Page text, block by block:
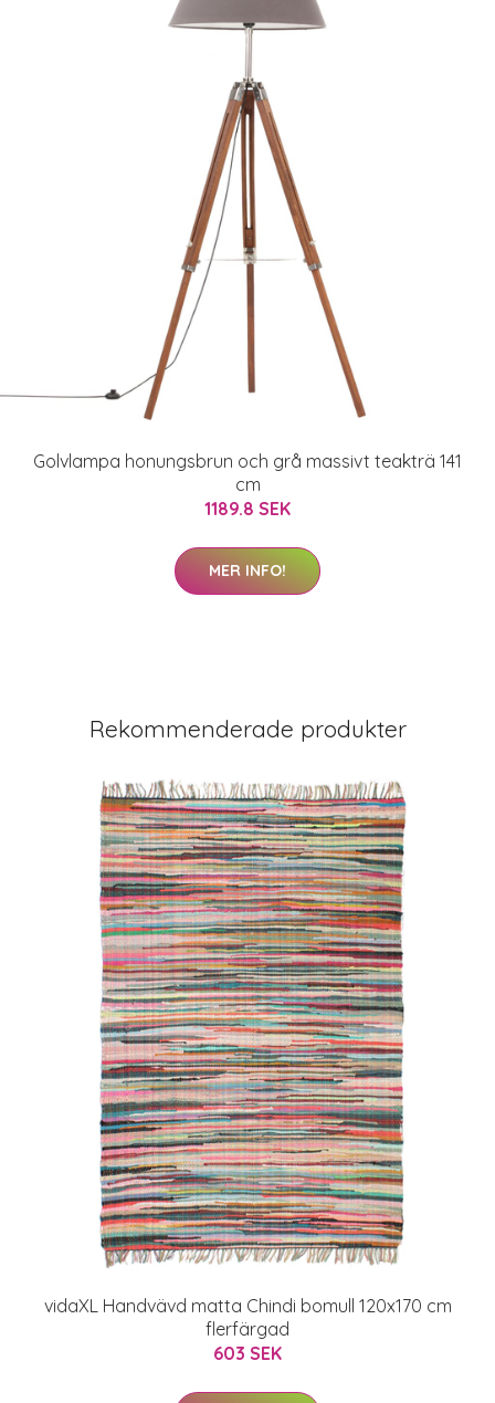
Golvlampa honungsbrun och grå massivt teakträ 141
cm
1189.8 SEK
MER INFO!
Rekommenderade produkter
vidaXL Handvävd matta Chindi bomull 120x170 cm
flerfärgad
603 SEK